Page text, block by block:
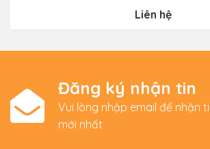
Liên hệ
Đăng ký nhận tin
Vui lòng nhập email để nhận
mới nhất